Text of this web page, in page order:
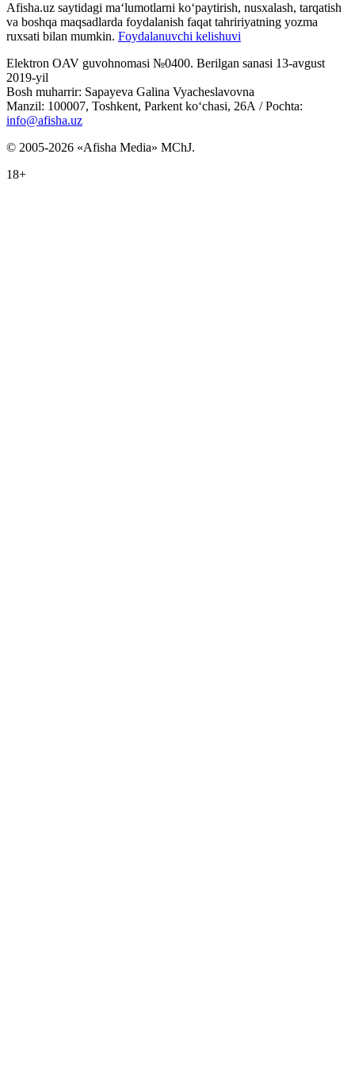
Afisha.uz saytidagi ma‘lumotlarni ko‘paytirish, nusxalash, tarqatish
va boshqa maqsadlarda foydalanish faqat tahririyatning yozma
ruxsati bilan mumkin. Foydalanuvchi kelishuvi
Elektron OAV guvohnomasi №0400. Berilgan sanasi 13-avgust
2019-yil
Bosh muharrir: Sapayeva Galina Vyacheslavovna
Manzil: 100007, Toshkent, Parkent ko‘chasi, 26А / Pochta:
info@afisha.uz
© 2005-2026 «Afisha Media» MChJ.
18+